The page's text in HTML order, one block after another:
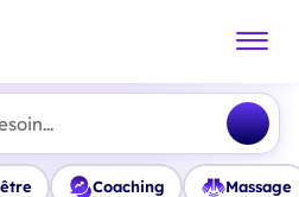
Coaching Massage